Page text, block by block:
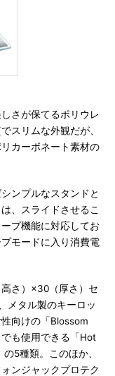
さが保てるポリウレ
スリムな外観だが、
カーボネート素材の
ンプルなスタンドと
、スライドさせるこ
プ機能に対応してお
モードに入り消費電
さ）×30（厚さ）セ
メタル製のキーロッ
向けの「Blossom
も使用できる「Hot
5種類。このほか、
ンジャックプロテク